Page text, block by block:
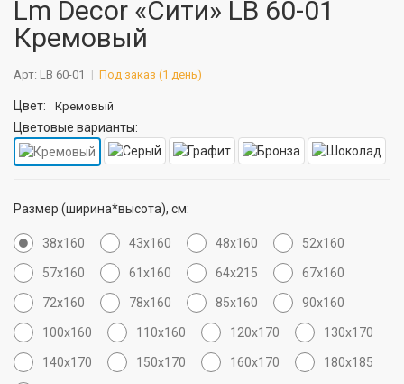
Lm Decor «Сити» LB 60-01
Кремовый
Арт: LB 60-01 Под заказ (1 день)
Цвет: Кремовый
Цветовые варианты:
Размер (ширина*высота), см:
38х160 43х160 48х160 52х160
57х160 61х160 64х215 67х160
72х160 78х160 85х160 90х160
100х160 110х160 120х170 130х170
140х170 150х170 160х170 180х185